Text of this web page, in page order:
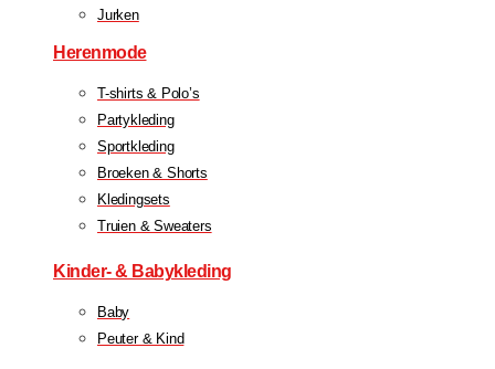
Jurken
Herenmode
T-shirts & Polo’s
Partykleding
Sportkleding
Broeken & Shorts
Kledingsets
Truien & Sweaters
Kinder- & Babykleding
Baby
Peuter & Kind